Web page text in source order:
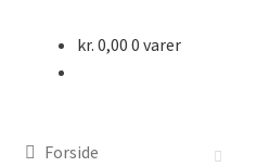
kr. 0,00 0 varer
Forside